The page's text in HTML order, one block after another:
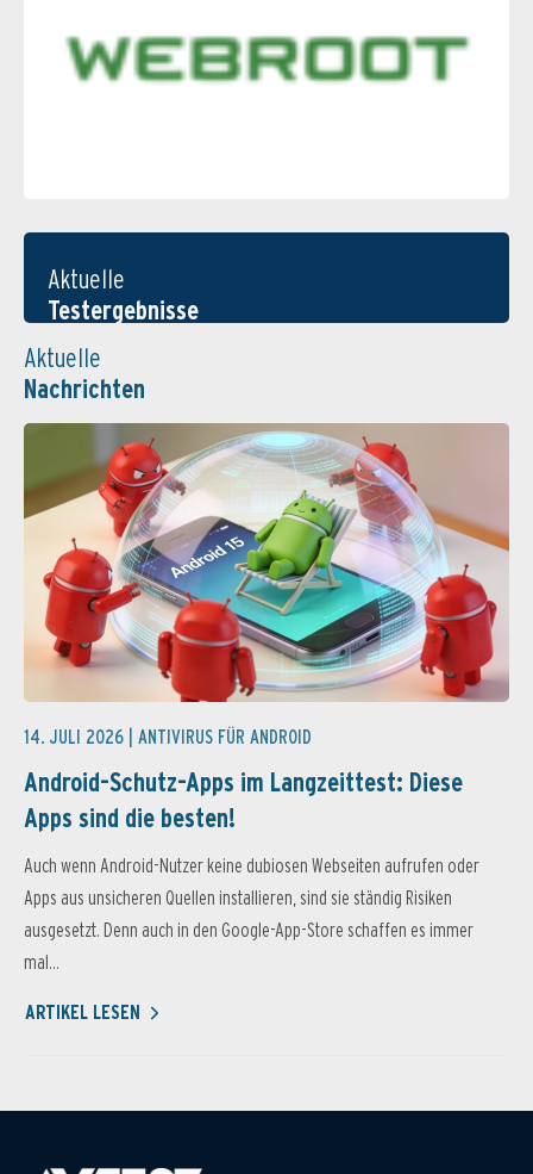
Aktuelle
Testergebnisse
Aktuelle
Nachrichten
14. JULI 2026 | ANTIVIRUS FÜR ANDROID
Android-Schutz-Apps im Langzeittest: Diese
Apps sind die besten!
Auch wenn Android-Nutzer keine dubiosen Webseiten aufrufen oder
Apps aus unsicheren Quellen installieren, sind sie ständig Risiken
ausgesetzt. Denn auch in den Google-App-Store schaffen es immer
mal...
ARTIKEL LESEN